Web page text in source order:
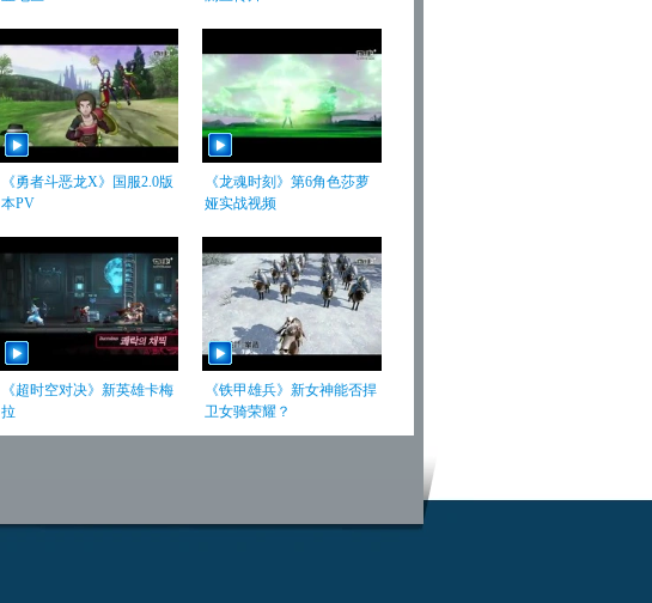
《勇者斗恶龙X》国服2.0版
本PV
《龙魂时刻》第6角色莎萝
娅实战视频
《超时空对决》新英雄卡梅
拉
《铁甲雄兵》新女神能否捍
卫女骑荣耀？